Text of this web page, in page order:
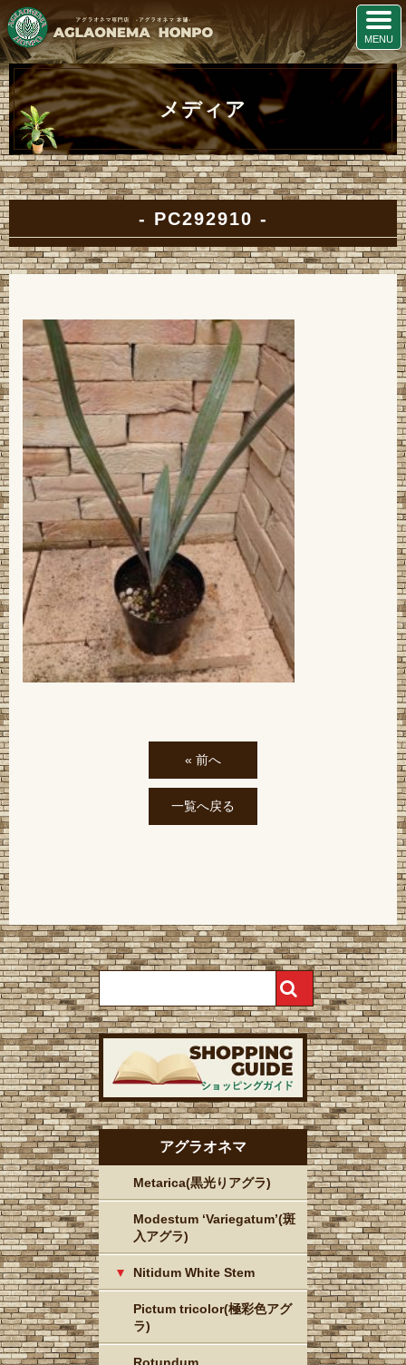
メディア
PC292910
« 前へ
一覧へ戻る
アグラオネマ
Metarica(黒光りアグラ)
Modestum ‘Variegatum’(斑
入アグラ)
Nitidum White Stem
Pictum tricolor(極彩色アグ
ラ)